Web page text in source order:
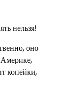
нельзя!
оно
копейки,